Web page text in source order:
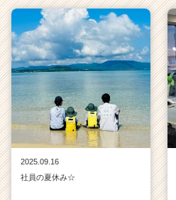
2025.09.16
社員の夏休み☆